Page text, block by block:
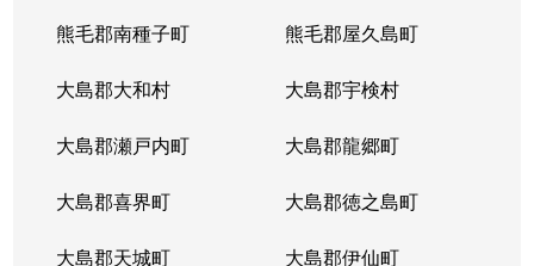
熊毛郡南種子町 熊毛郡屋久島町
大島郡大和村 大島郡宇検村
大島郡瀬戸内町 大島郡龍郷町
大島郡喜界町 大島郡徳之島町
大島郡天城町 大島郡伊仙町